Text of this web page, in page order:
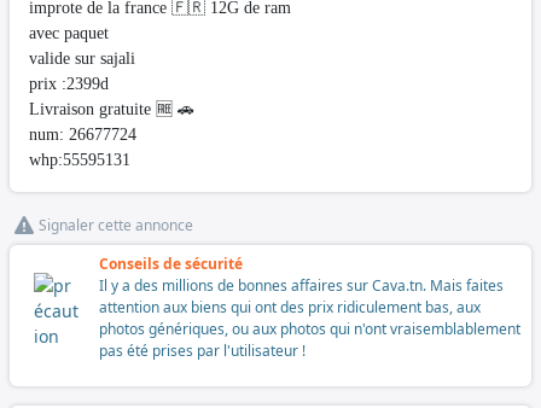
improte de la france 🇫🇷 12G de ram
avec paquet
valide sur sajali
prix :2399d
Livraison gratuite 🆓 🚗
num: 26677724
whp:55595131
Signaler cette annonce
Conseils de sécurité
Il y a des millions de bonnes affaires sur Cava.tn. Mais faites
attention aux biens qui ont des prix ridiculement bas, aux
photos génériques, ou aux photos qui n'ont vraisemblablement
pas été prises par l'utilisateur !